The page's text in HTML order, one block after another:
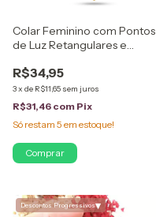
Colar Feminino com Pontos
de Luz Retangulares e
a Ouro 18k
R$34,95
3x de R$11,65 sem juros
R$31,46 com Pix
Só restam 5 em estoque!
Descontos Progressivos▾